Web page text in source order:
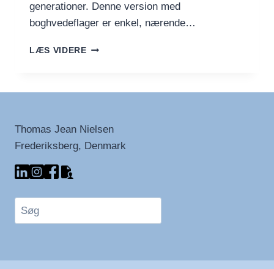
generationer. Denne version med
boghvedeflager er enkel, nærende…
LÆS VIDEREFYNSK
Thomas Jean Nielsen
Frederiksberg, Denmark
Søg